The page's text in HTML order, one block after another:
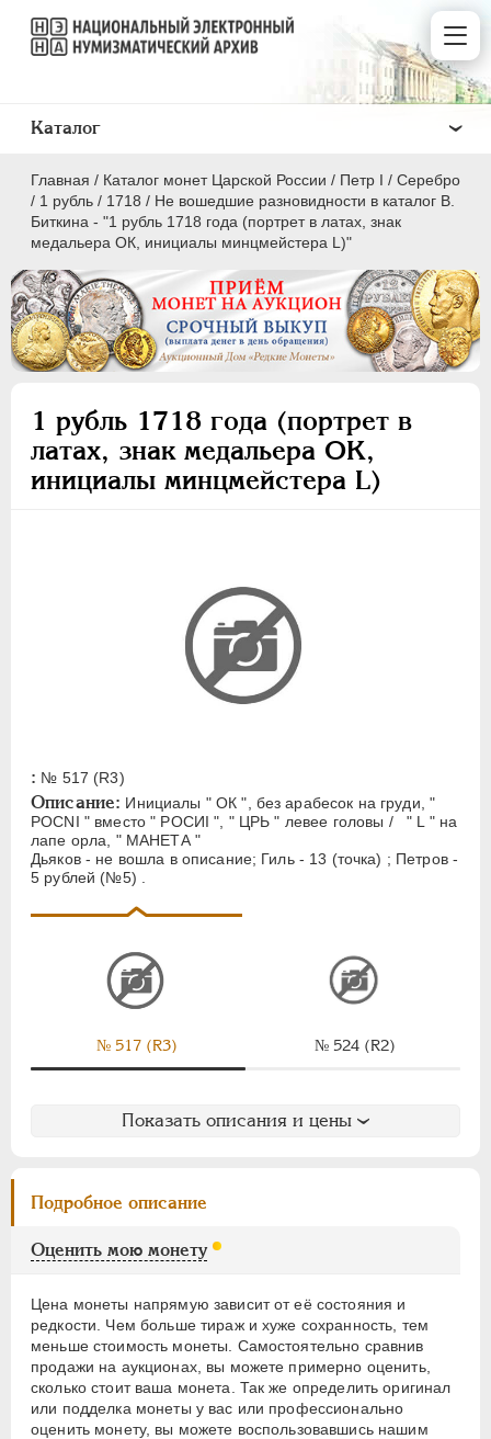
Главная / Каталог монет Царской России / Пeтр I / Серебро
/ 1 рубль / 1718 / Не вошедшие разновидности в каталог В.
Биткина - "1 рубль 1718 года (портрет в латах, знак
медальера ОК, инициалы минцмейстера L)"
1 рубль 1718 года (портрет в
латах, знак медальера ОК,
инициалы минцмейстера L)
: № 517 (R3)
Описание: Инициалы " ОК ", без арабесок на груди, "
РОСNI " вместо " РОСИI ", " ЦРЬ " левее головы / " L " на
лапе орла, " МАНЕТА "
Дьяков - не вошла в описание; Гиль - 13 (точка) ; Петров -
5 рублей (№5) .
№ 517 (R3) № 524 (R2)
Показать описания и цены
Подробное описание
Оценить мою монету
Цена монеты напрямую зависит от её состояния и
редкости. Чем больше тираж и хуже сохранность, тем
меньше стоимость монеты. Самостоятельно сравнив
продажи на аукционах, вы можете примерно оценить,
сколько стоит ваша монета. Так же определить оригинал
или подделка монеты у вас или профессионально
оценить монету, вы можете воспользовавшись нашим
Каталог
ПEТР I 1699 - 1725
Золото
1 рубль
Полтина
Полуполтинник
Для Речи Посполитой
Монетовидные жетоны
ЕКАТЕРИНА I 1725-1727
ПЕТР II
1727-1729
АННА ИОАННОВНА 1730-1740
ИОАНН АНТОНОВИЧ
ЕЛИЗАВЕТА 1741-1762
1762-1762
ЕКАТЕРИНА II 1762-1796
ПАВЕЛ I 1796-1801
АЛЕКСАНДР III 1881-1894
ВРЕМЕННОЕ ПРАВ. 1917-1918